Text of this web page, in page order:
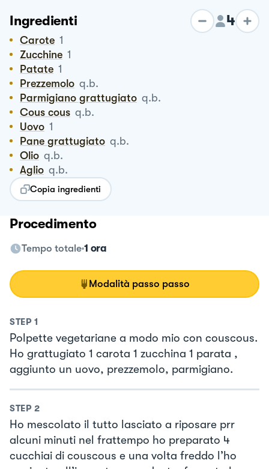
Ingredienti 4
Carote 1
Zucchine 1
Patate 1
Prezzemolo q.b.
Parmigiano grattugiato q.b.
Cous cous q.b.
Uovo 1
Pane grattugiato q.b.
Olio q.b.
Aglio q.b.
Copia ingredienti
Procedimento
Tempo totale 1 ora
Modalità passo passo
STEP 1
Polpette vegetariane a modo mio con couscous.
Ho grattugiato 1 carota 1 zucchina 1 parata ,
aggiunto un uovo, prezzemolo, parmigiano.
STEP 2
Ho mescolato il tutto lasciato a riposare prr
alcuni minuti nel frattempo ho preparato 4
cucchiai di couscous e una volta freddo l’ho